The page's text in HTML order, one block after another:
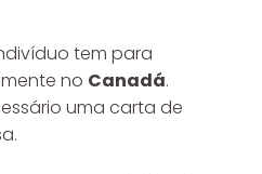
tem para
no Canadá.
uma carta de